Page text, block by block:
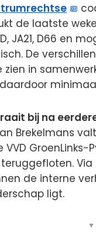
de laatste
JA21, D66 en
De
in
bij na
Brekelmans
de interne
ligt.
▼